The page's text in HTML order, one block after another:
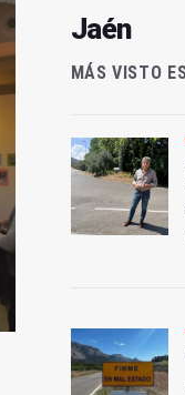
Jaén
MÁS VISTO